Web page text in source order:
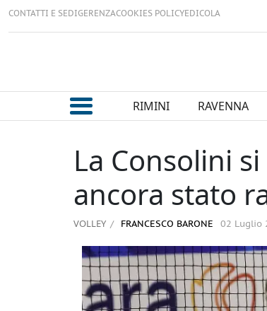
CONTATTI E SEDIGERENZACOOKIES POLICYEDICOLA
RIMINI RAVENNA
La Consolini
ancora stato
VOLLEY FRANCESCO BARONE 02 Luglio